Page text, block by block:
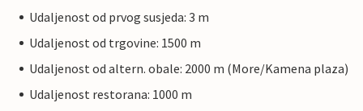
Udaljenost od prvog susjeda: 3 m
Udaljenost od trgovine: 1500 m
Udaljenost od altern. obale: 2000 m (More/Kamena plaza)
Udaljenost restorana: 1000 m